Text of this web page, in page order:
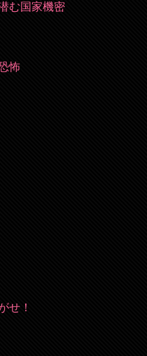
む国家機密
怖
せ！